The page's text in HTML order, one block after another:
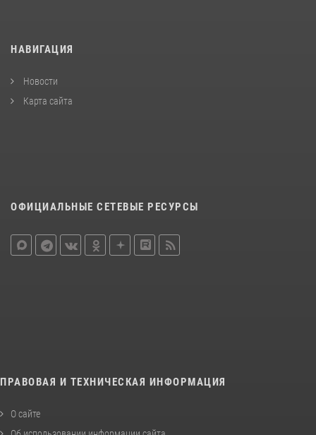
НАВИГАЦИЯ
Новости
Карта сайта
ОФИЦИАЛЬНЫЕ СЕТЕВЫЕ РЕСУРСЫ
ПРАВОВАЯ И ТЕХНИЧЕСКАЯ ИНФОРМАЦИЯ
О сайте